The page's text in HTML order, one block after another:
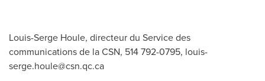
Louis-Serge Houle, directeur du Service des
communications de la CSN, 514 792-0795, louis-
serge.houle@csn.qc.ca